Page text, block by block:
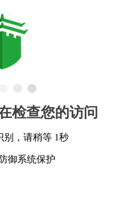
检查您的访问
别，请稍等 1秒
御系统保护